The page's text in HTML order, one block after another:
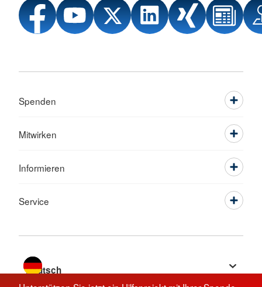
Spenden
Mitwirken
Informieren
Service
Sprache wechseln zu